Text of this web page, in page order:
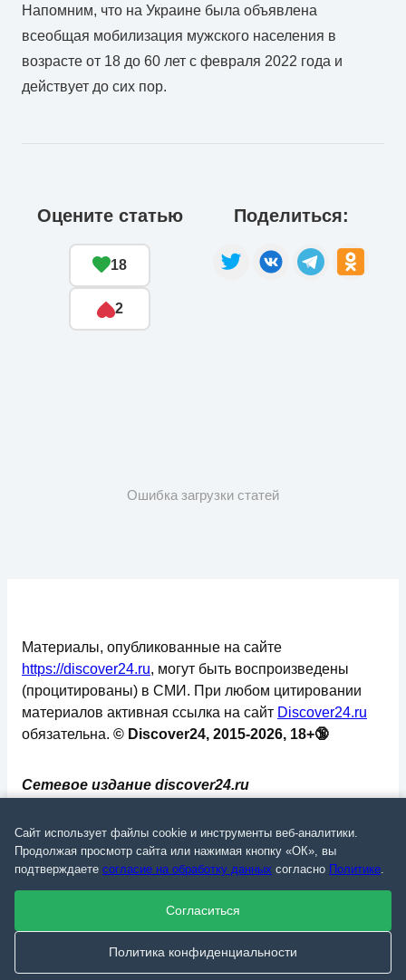
Напомним, что на Украине была объявлена
всеобщая мобилизация мужского населения в
возрасте от 18 до 60 лет с февраля 2022 года и
действует до сих пор.
Оцените статью
18
2
Поделиться:
Ошибка загрузки статей
✅ 📄 💬 🔐 📝 ⚙️
Сетевое издание discover24.ru
надзору в сфере связи, информационных
технологий и массовых коммуникаций
(Роскомнадзор). Регистрационный номер: ЭЛ №
ФС 77 - 73793.
Материалы, опубликованные на сайте
https://discover24.ru, могут быть воспроизведены
(процитированы) в СМИ. При любом цитировании
материалов активная ссылка на сайт Discover24.ru
обязательна. © Discover24, 2015-2026, 18+🔞
Сайт использует файлы cookie и инструменты веб-аналитики.
Продолжая просмотр сайта или нажимая кнопку «ОК», вы
подтверждаете согласие на обработку данных согласно Политике.
Согласиться
Политика конфиденциальности